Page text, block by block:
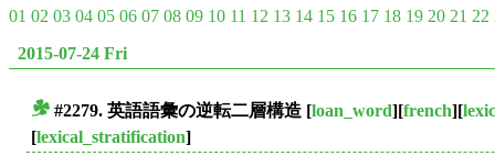
01 02 03 04 05 06 07 08 09 10 11 12 13 14 15 16 17 18 19 20 21 22
2015-07-24 Fri
#2279. 英語語彙の逆転二層構造 [loan_word][french][
[lexical_stratification]